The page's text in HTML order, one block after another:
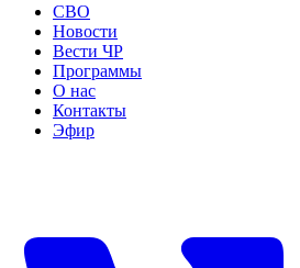
СВО
Новости
Вести ЧР
Программы
О нас
Контакты
Эфир